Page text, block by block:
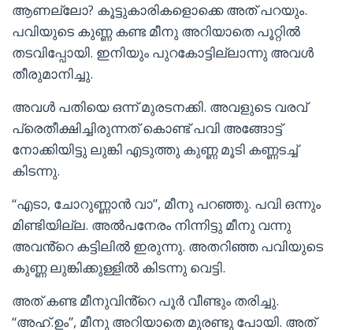
ആണല്ലോ? കൂട്ടുകാരികളൊക്കെ അത് പറയും.
പവിയുടെ കുണ്ണ കണ്ട മീനു അറിയാതെ പൂറ്റിൽ
തടവിപ്പോയി. ഇനിയും പുറകോട്ടില്ലാന്നു അവൾ
തീരുമാനിച്ചു.
അവൾ പതിയെ ഒന്ന് മുരടനക്കി. അവളുടെ വരവ്
പ്രെതീക്ഷിച്ചിരുന്നത് കൊണ്ട് പവി അങ്ങോട്ട്
നോക്കിയിട്ടു ലുങ്കി എടുത്തു കുണ്ണ മൂടി കണ്ണടച്ച്
കിടന്നു.
“എടാ, ചോറുണ്ണാൻ വാ”, മീനു പറഞ്ഞു. പവി ഒന്നും
മിണ്ടിയില്ല. അൽപനേരം നിന്നിട്ടു മീനു വന്നു
അവൻ്റെ കട്ടിലിൽ ഇരുന്നു. അതറിഞ്ഞ പവിയുടെ
കുണ്ണ ലുങ്കിക്കുള്ളിൽ കിടന്നു വെട്ടി.
അത് കണ്ട മീനുവിൻ്റെ പൂർ വീണ്ടും തരിച്ചു.
“അഹ്.ഉം”, മീനു അറിയാതെ മുരണ്ടു പോയി. അത്